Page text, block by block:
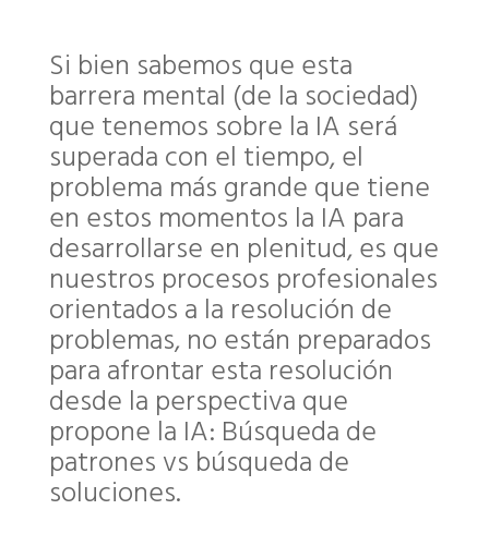
Si bien sabemos que esta
barrera mental (de la sociedad)
que tenemos sobre la IA será
superada con el tiempo, el
problema más grande que tiene
en estos momentos la IA para
desarrollarse en plenitud, es que
nuestros procesos profesionales
orientados a la resolución de
problemas, no están preparados
para afrontar esta resolución
desde la perspectiva que
propone la IA: Búsqueda de
patrones vs búsqueda de
soluciones.